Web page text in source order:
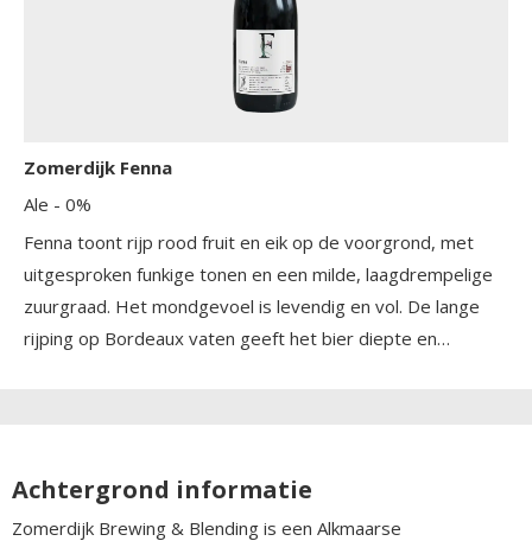
Zomerdijk Fenna
Ale - 0%
Fenna toont rijp rood fruit en eik op de voorgrond, met
uitgesproken funkige tonen en een milde, laagdrempelige
zuurgraad. Het mondgevoel is levendig en vol. De lange
rijping op Bordeaux vaten geeft het bier diepte en
Achtergrond informatie
Zomerdijk Brewing & Blending is een Alkmaarse